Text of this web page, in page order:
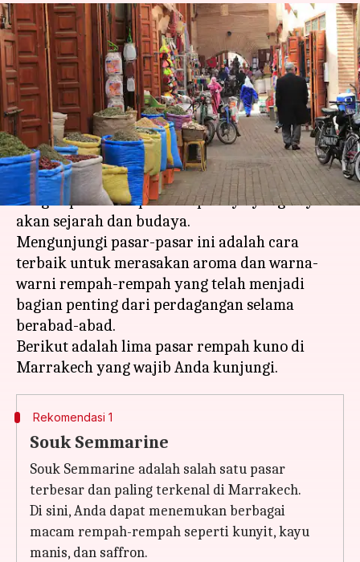
Pasar Rempah Kuno Di
Marrakech Yang Wajib Anda
Kunjungi
menulis Handoko Nov 06, 2024 10:18 am
Apa ceritanya
Marrakech, kota eksotis di Maroko, terkenal
dengan pasar rempah-rempahnya yang kaya
akan sejarah dan budaya.
Mengunjungi pasar-pasar ini adalah cara
terbaik untuk merasakan aroma dan warna-
warni rempah-rempah yang telah menjadi
bagian penting dari perdagangan selama
berabad-abad.
Berikut adalah lima pasar rempah kuno di
Rekomendasi 1
Souk Semmarine
Souk Semmarine adalah salah satu pasar
terbesar dan paling terkenal di Marrakech.
Di sini, Anda dapat menemukan berbagai
macam rempah-rempah seperti kunyit, kayu
manis, dan saffron.